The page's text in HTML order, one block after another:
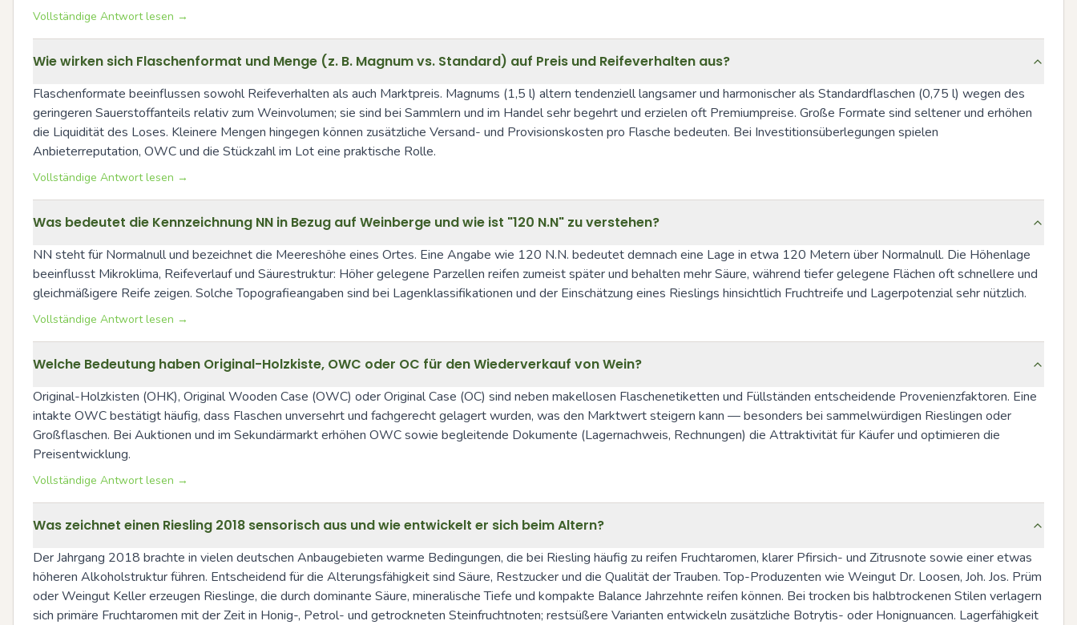
Vollständige Antwort lesen →
Wie wirken sich Flaschenformat und Menge (z. B. Magnum vs. Standard) auf Preis und Reifeverhalten aus?
Flaschenformate beeinflussen sowohl Reifeverhalten als auch Marktpreis. Magnums (1,5 l) altern tendenziell langsamer und harmonischer als Standardflaschen (0,75 l) wegen des
geringeren Sauerstoffanteils relativ zum Weinvolumen; sie sind bei Sammlern und im Handel sehr begehrt und erzielen oft Premiumpreise. Große Formate sind seltener und erhöhen
die Liquidität des Loses. Kleinere Mengen hingegen können zusätzliche Versand- und Provisionskosten pro Flasche bedeuten. Bei Investitionsüberlegungen spielen
Anbieterreputation, OWC und die Stückzahl im Lot eine praktische Rolle.
Vollständige Antwort lesen →
Was bedeutet die Kennzeichnung NN in Bezug auf Weinberge und wie ist "120 N.N" zu verstehen?
NN steht für Normalnull und bezeichnet die Meereshöhe eines Ortes. Eine Angabe wie 120 N.N. bedeutet demnach eine Lage in etwa 120 Metern über Normalnull. Die Höhenlage
beeinflusst Mikroklima, Reifeverlauf und Säurestruktur: Höher gelegene Parzellen reifen zumeist später und behalten mehr Säure, während tiefer gelegene Flächen oft schnellere und
gleichmäßigere Reife zeigen. Solche Topografieangaben sind bei Lagenklassifikationen und der Einschätzung eines Rieslings hinsichtlich Fruchtreife und Lagerpotenzial sehr nützlich.
Vollständige Antwort lesen →
Welche Bedeutung haben Original-Holzkiste, OWC oder OC für den Wiederverkauf von Wein?
Original-Holzkisten (OHK), Original Wooden Case (OWC) oder Original Case (OC) sind neben makellosen Flaschenetiketten und Füllständen entscheidende Provenienzfaktoren. Eine
intakte OWC bestätigt häufig, dass Flaschen unversehrt und fachgerecht gelagert wurden, was den Marktwert steigern kann — besonders bei sammelwürdigen Rieslingen oder
Großflaschen. Bei Auktionen und im Sekundärmarkt erhöhen OWC sowie begleitende Dokumente (Lagernachweis, Rechnungen) die Attraktivität für Käufer und optimieren die
Preisentwicklung.
Vollständige Antwort lesen →
Was zeichnet einen Riesling 2018 sensorisch aus und wie entwickelt er sich beim Altern?
Der Jahrgang 2018 brachte in vielen deutschen Anbaugebieten warme Bedingungen, die bei Riesling häufig zu reifen Fruchtaromen, klarer Pfirsich- und Zitrusnote sowie einer etwas
höheren Alkoholstruktur führen. Entscheidend für die Alterungsfähigkeit sind Säure, Restzucker und die Qualität der Trauben. Top-Produzenten wie Weingut Dr. Loosen, Joh. Jos. Prüm
oder Weingut Keller erzeugen Rieslinge, die durch dominante Säure, mineralische Tiefe und kompakte Balance Jahrzehnte reifen können. Bei trocken bis halbtrockenen Stilen verlagern
sich primäre Fruchtaromen mit der Zeit in Honig-, Petrol- und getrockneten Steinfruchtnoten; restsüßere Varianten entwickeln zusätzliche Botrytis- oder Honignuancen. Lagerfähigkeit